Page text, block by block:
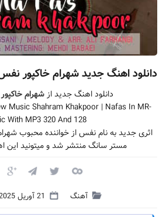
دانلود اهنگ جدید شهرام خاکپور
دانلود اهنگ جدید ازشهرام خاکپور
Music Shahram Khakpoor | Nafas In MR-
With MP3 320 And 128
اثری جدید به نام نفس از خواننده محبوب
مستر سانگ منتشر شد و میتونید این
آهنگ 21 آوریل 2025